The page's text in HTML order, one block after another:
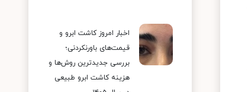
اخبار امروز کاشت ابرو و
قیمت‌های باورنکردنی؛
بررسی جدیدترین روش‌ها و
هزینه کاشت ابرو طبیعی